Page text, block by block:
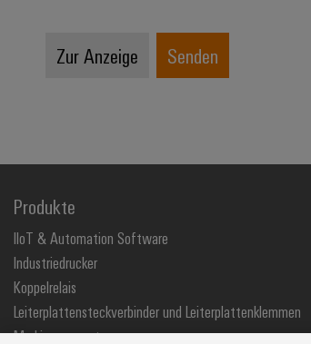
Zur Anzeige Senden
Produkte
IIoT & Automation Software
Industriedrucker
Koppelrelais
Leiterplattensteckverbinder und Leiterplattenklemmen
Markierungssysteme